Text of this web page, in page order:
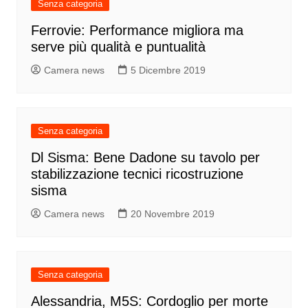
Senza categoria
Ferrovie: Performance migliora ma
serve più qualità e puntualità
Camera news 5 Dicembre 2019
Senza categoria
Dl Sisma: Bene Dadone su tavolo per
stabilizzazione tecnici ricostruzione
sisma
Camera news 20 Novembre 2019
Senza categoria
Alessandria, M5S: Cordoglio per morte